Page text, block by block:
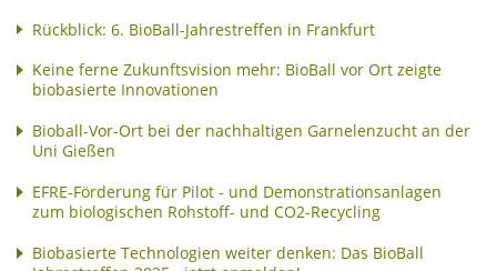
Rückblick: 6. BioBall-Jahrestreffen in Frankfurt
Keine ferne Zukunftsvision mehr: BioBall vor Ort zeigte
biobasierte Innovationen
Bioball-Vor-Ort bei der nachhaltigen Garnelenzucht an der
Uni Gießen
EFRE-Förderung für Pilot - und Demonstrationsanlagen
zum biologischen Rohstoff- und CO2-Recycling
Biobasierte Technologien weiter denken: Das BioBall